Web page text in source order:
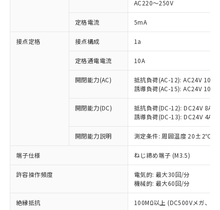
AC220～250V
定格電流 5mA
接点定格 接点構成 1a
定格通電電流 10A
開閉能力(AC)
抵抗負荷(AC-12): AC24V 10A/
誘導負荷(AC-15): AC24V
開閉能力(DC)
抵抗負荷(DC-12): DC24V 8A/
誘導負荷(DC-13): DC24V 4A/
開閉能力説明 測定条件: 周囲温度 20±2℃、
端子仕様 ねじ締め端子 (M3.5)
許容操作頻度
電気的: 最大30回/分
機械的: 最大60回/分
絶縁抵抗 100MΩ以上 (DC500Vメガ、点
ご利用条件
以下の条件をお読みいただき、同意のうえ
ご利用ください。
商品の当社在庫状況および標準価格
(税抜)を提供させていただくもので
当社制御機器事業取扱商品の中には、
本サービスの対象外となる商品もある
ことをご了承ください。
在庫状況および標準価格照会結果は、
記載している更新日時点での社内デー
タに基づき作成されるものであり、閲
覧された時点での実際の在庫および標
対応済み：EU RoHS指令（10物質）の
非含有に対応した製品が提供可能な商品で
対応予定：EU RoHS指令（10物質）の非含
有に対応した製品に切り替える予定のある
対応予定なし：EU RoHS指令（10物質）の
非含有に非対応の商品で、対応品を出す予
調査・確認中：EU RoHS指令（10物質）の
非含有の対応状況を調査中または確認中の
非該当品：ライセンス料など無形物で、有
害物質有無と関係のない商品です。
仕入先様の事情により、非含有部品として
いたものが、含有品と判明した場合などや
むを得ず変更することがあります。
ミウム(Cd) 100ppm以下、
※1 中国RoHS○×表
「○」：最大均質材料含有率が中国RoHSの
基準値以下であることを示します。
「×」：最大均質材料含有率が中国RoHSの
基準値を超えていることを示します。
「－」：未確認です。当社販売部門へお問
い合わせください。
*中国RoHS10物質の基準値 (GB/T26572)：
Pb(鉛) :1000ppm、 Hg(水銀) : 1000ppm、 Cd(カドミウ
当社は、これら貴社製品のうち、外国
為替および外国貿易法に定める商品
（以下｢規制貨物等」という）を輸出
または国外への提供する場合は、日本
国政府の輸出許可(または役務取引許